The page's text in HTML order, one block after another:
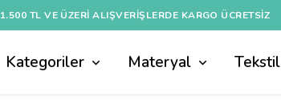
1.500 TL VE ÜZERI ALIŞVERIŞLERDE KARGO ÜCRETSİZ
Kategoriler Materyal Tekstil